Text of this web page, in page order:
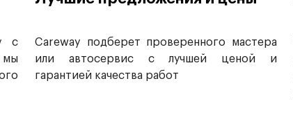
с
мы
Careway подберет проверенного мастера
или автосервис с лучшей ценой и
гарантией качества работ